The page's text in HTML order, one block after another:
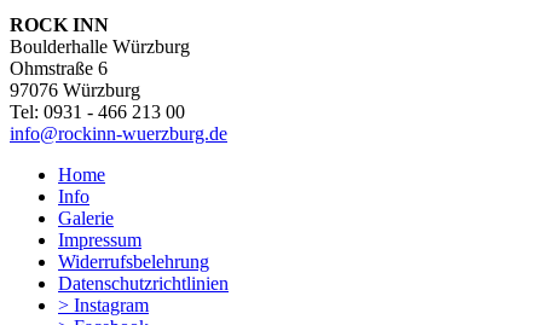
ROCK INN
Boulderhalle Würzburg
Ohmstraße 6
97076 Würzburg
Tel: 0931 - 466 213 00
info@rockinn-wuerzburg.de
Home
Info
Galerie
Impressum
Widerrufsbelehrung
Datenschutzrichtlinien
> Instagram